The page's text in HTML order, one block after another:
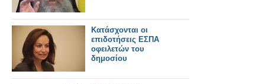
Κατάσχονται οι
επιδοτήσεις ΕΣΠΑ
οφειλετών του
δημοσίου